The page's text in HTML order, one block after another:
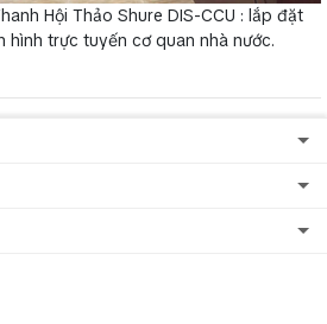
Hội Thảo Shure DIS-CCU : lắp đặt
hình trực tuyến cơ quan nhà nước.